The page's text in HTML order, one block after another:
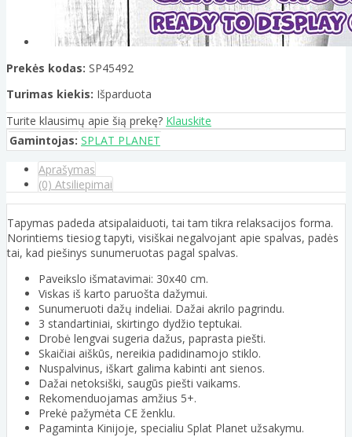
Prekės kodas: SP45492
Turimas kiekis: Išparduota
Turite klausimų apie šią prekę? Klauskite
Gamintojas: SPLAT PLANET
Aprašymas
(0) Atsiliepimai
Tapymas padeda atsipalaiduoti, tai tam tikra relaksacijos forma.
Norintiems tiesiog tapyti, visiškai negalvojant apie spalvas, padės
tai, kad piešinys sunumeruotas pagal spalvas.
Paveikslo išmatavimai: 30x40 cm.
Viskas iš karto paruošta dažymui.
Sunumeruoti dažų indeliai. Dažai akrilo pagrindu.
3 standartiniai, skirtingo dydžio teptukai.
Drobė lengvai sugeria dažus, paprasta piešti.
Skaičiai aiškūs, nereikia padidinamojo stiklo.
Nuspalvinus, iškart galima kabinti ant sienos.
Dažai netoksiški, saugūs piešti vaikams.
Rekomenduojamas amžius 5+.
Prekė pažymėta CE ženklu.
Pagaminta Kinijoje, specialiu Splat Planet užsakymu.